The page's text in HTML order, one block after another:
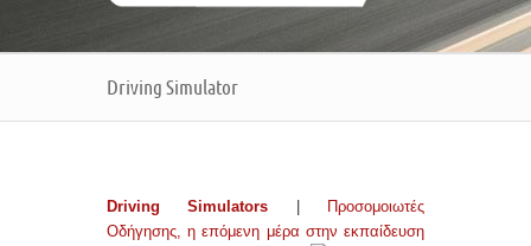
Driving Simulator
Driving Simulators
Προσομοιωτές
Οδήγησης, η επόμενη μέρα στην εκπαίδευση